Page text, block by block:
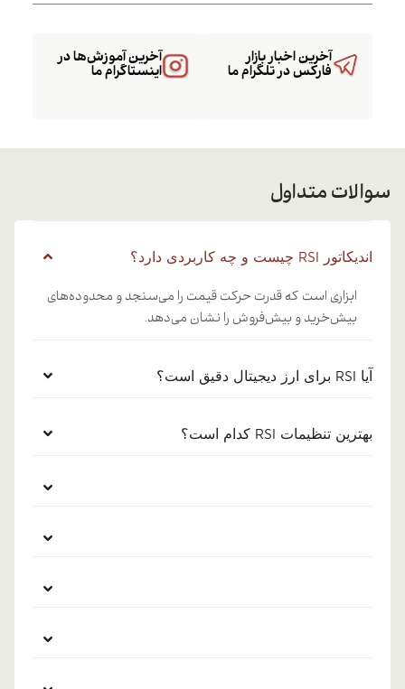
آخرین آموزش‌ها در
اینستاگرام ما
آخرین اخبار بازار
فارکس در تلگرام ما
سوالات متداول
اندیکاتور RSI چیست و چه کاربردی دارد؟
ابزاری است که قدرت حرکت قیمت را می‌سنجد و محدوده‌های
بیش‌خرید و بیش‌فروش را نشان می‌دهد.
آیا RSI برای ارز دیجیتال دقیق است؟
بهترین تنظیمات RSI کدام است؟